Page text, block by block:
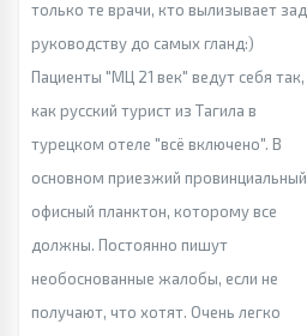
только те врачи, кто вылизывает зад
руководству до самых гланд:)
Пациенты "МЦ 21 век" ведут себя так,
как русский турист из Тагила в
турецком отеле "всё включено". В
основном приезжий провинциальный
офисный планктон, которому все
должны. Постоянно пишут
необоснованные жалобы, если не
получают, что хотят. Очень легко